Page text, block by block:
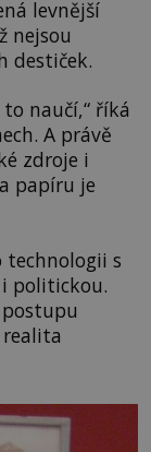
levnější
nejsou
destiček.
naučí,“ říká
A právě
zdroje i
papíru je
technologii s
politickou.